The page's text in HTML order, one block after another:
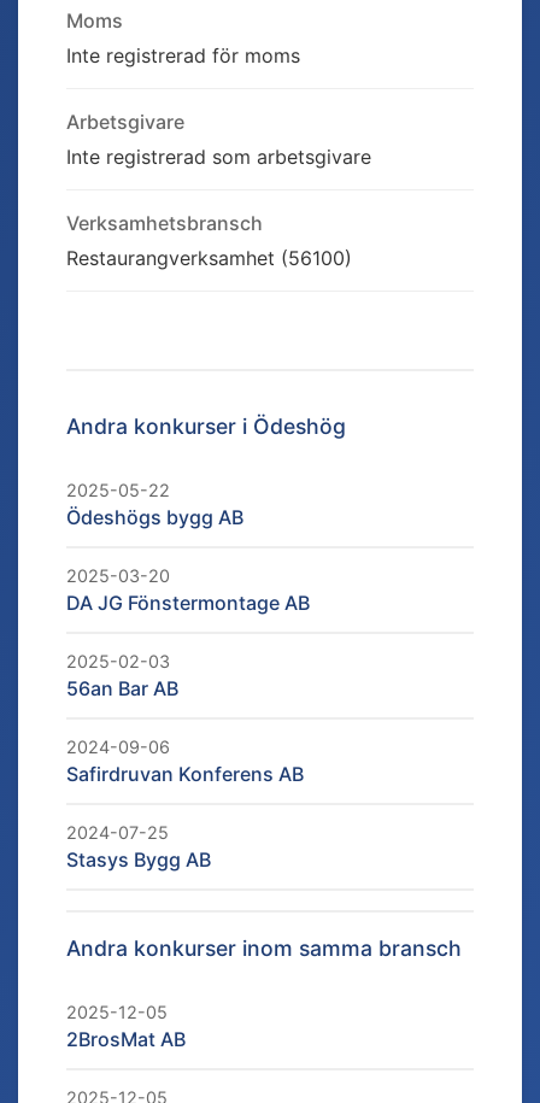
Moms
Inte registrerad för moms
Arbetsgivare
Inte registrerad som arbetsgivare
Verksamhetsbransch
Restaurangverksamhet (56100)
Andra konkurser i Ödeshög
2025-05-22
Ödeshögs bygg AB
2025-03-20
DA JG Fönstermontage AB
2025-02-03
56an Bar AB
2024-09-06
Safirdruvan Konferens AB
2024-07-25
Stasys Bygg AB
Andra konkurser inom samma bransch
2025-12-05
2BrosMat AB
2025-12-05